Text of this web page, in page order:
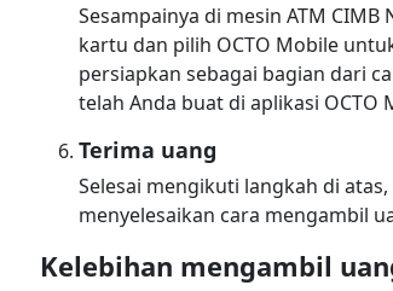
Sesampainya di mesin ATM
kartu dan pilih OCTO Mobile
persiapkan sebagai bagian dari
telah Anda buat di aplikasi OCTO
Terima uang
Selesai mengikuti langkah di
menyelesaikan cara mengambil
Kelebihan mengambil